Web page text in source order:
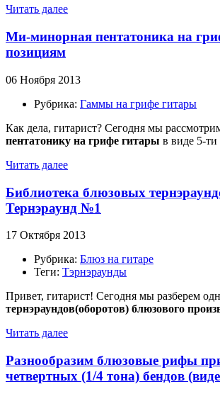
Читать далее
Ми-минорная пентатоника на
позициям
06 Ноября 2013
Рубрика: Гаммы на грифе гитары
Как дела, гитарист? Сегодня мы
пентатонику на грифе гитары в виде 5-
Читать далее
Библиотека блюзовых
Тернэраунд №1
17 Октября 2013
Рубрика: Блюз на гитаре
Теги: Тэрнэраунды
Привет, гитарист! Сегодня мы разберем
тернэраундов(оборотов) блюзового
Читать далее
Разнообразим блюзовые рифы
четвертных (1/4 тона) бендов